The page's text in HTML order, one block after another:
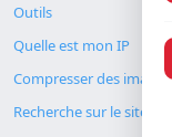
Outils
Quelle est mon IP
Compresser des images
Recherche sur le site